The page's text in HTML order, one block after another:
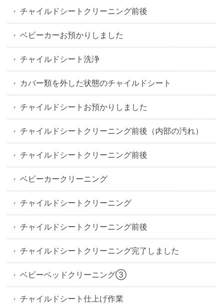
チャイルドシートクリーニング前後
ベビーカーお預かりしました
チャイルドシート洗浄
カバー類を外した状態のチャイルドシート
チャイルドシートお預かりしました
チャイルドシートクリーニング前後（内部の汚れ）
チャイルドシートクリーニング前後
ベビーカークリーニング
チャイルドシートクリーニング
チャイルドシートクリーニング前後
チャイルドシートクリーニング完了しました
ベビーベッドクリーニング③
チャイルドシート仕上げ作業